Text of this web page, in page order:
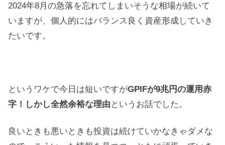
2024年8月の急落を忘れてしまいそうな相場が続いて
いますが、個人的にはバランス良く資産形成していき
たいです。
というワケで今日は短いですがGPIFが9兆円の運用赤
字！しかし全然余裕な理由 というお話でした。
良いときも悪いときも投資は続けていかなきゃダメな